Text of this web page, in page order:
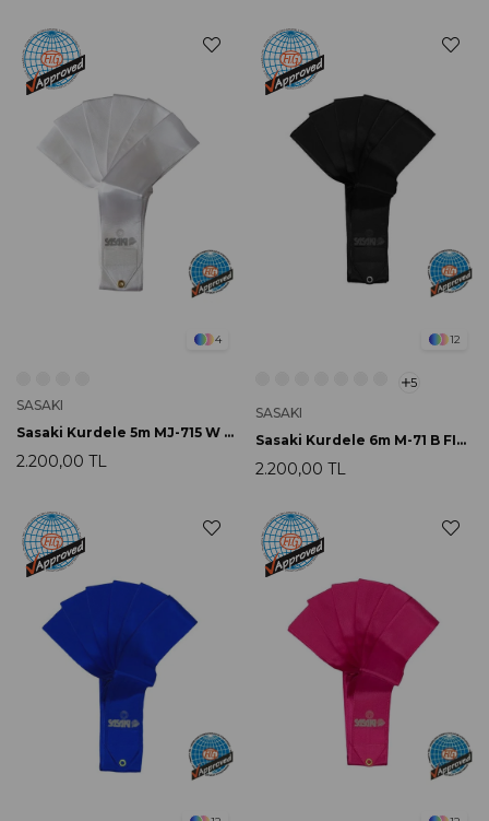
4
SASAKI
Sasaki Kurdele 5m MJ-715 W FIG Onaylı
2.200,00 TL
12
5
SASAKI
Sasaki Kurdele 6m M-71 B FIG Onaylı
2.200,00 TL